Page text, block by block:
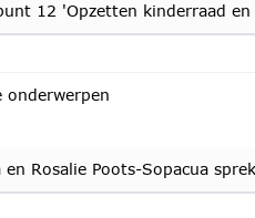
12 'Opzetten kinderraad
onderwerpen
Rosalie Poots-Sopacua